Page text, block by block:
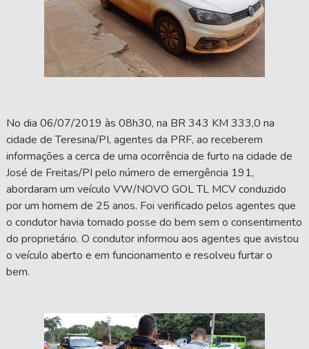
No dia 06/07/2019 às 08h30, na BR 343 KM 333,0 na
cidade de Teresina/PI, agentes da PRF, ao receberem
informações a cerca de uma ocorrência de furto na cidade de
José de Freitas/PI pelo número de emergência 191,
abordaram um veículo VW/NOVO GOL TL MCV conduzido
por um homem de 25 anos. Foi verificado pelos agentes que
o condutor havia tomado posse do bem sem o consentimento
do proprietário. O condutor informou aos agentes que avistou
o veículo aberto e em funcionamento e resolveu furtar o
bem.